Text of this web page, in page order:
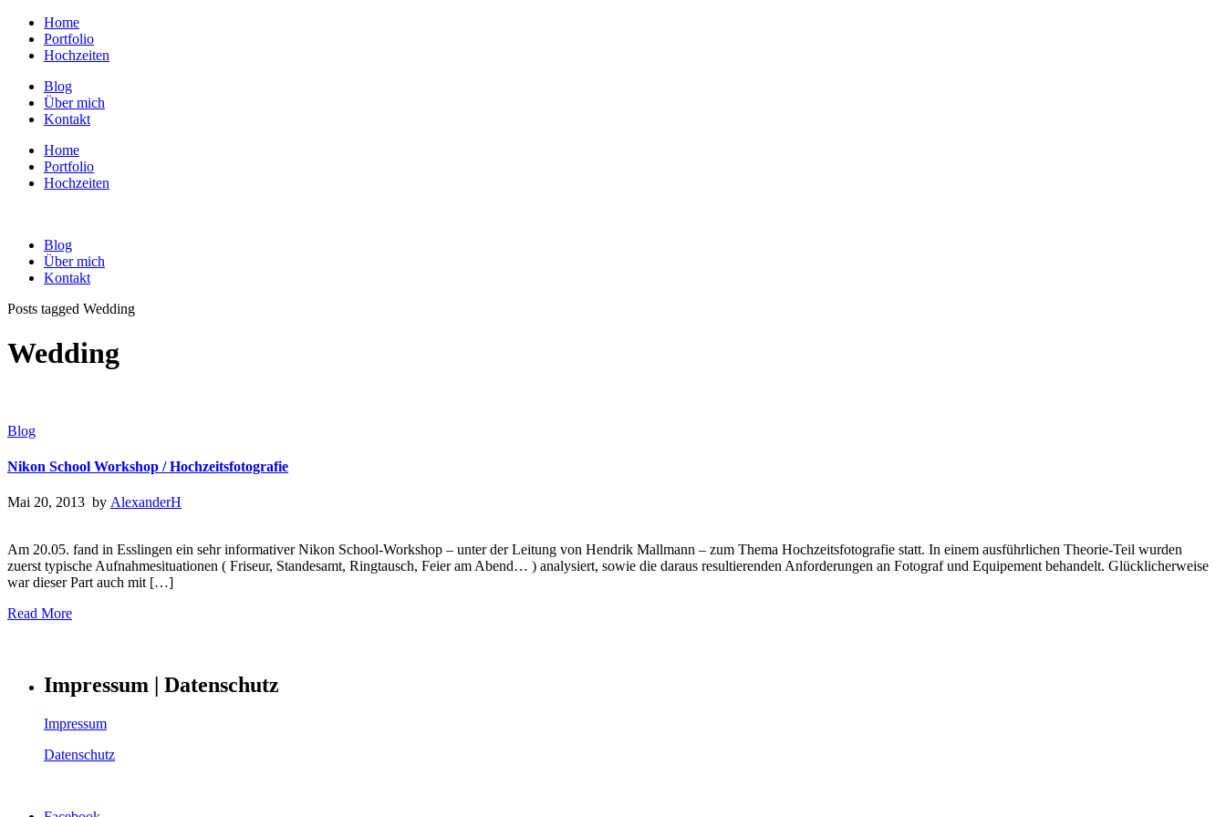
Home
Portfolio
Hochzeiten
Blog
Über mich
Kontakt
Home
Portfolio
Hochzeiten
Blog
Über mich
Kontakt
Posts tagged Wedding
Wedding
Blog
Nikon School Workshop / Hochzeitsfotografie
Mai 20, 2013 by AlexanderH
Am 20.05. fand in Esslingen ein sehr informativer Nikon School-Workshop – unter der Leitung von Hendrik Mallmann – zum Thema Hochzeitsfotografie statt. In einem ausführlichen Theorie-Teil wurden
zuerst typische Aufnahmesituationen ( Friseur, Standesamt, Ringtausch, Feier am Abend… ) analysiert, sowie die daraus resultierenden Anforderungen an Fotograf und Equipement behandelt. Glücklicherweise
war dieser Part auch mit […]
Read More
Impressum | Datenschutz
Impressum
Datenschutz